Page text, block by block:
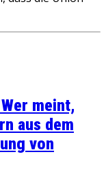
meint,
aus dem
von